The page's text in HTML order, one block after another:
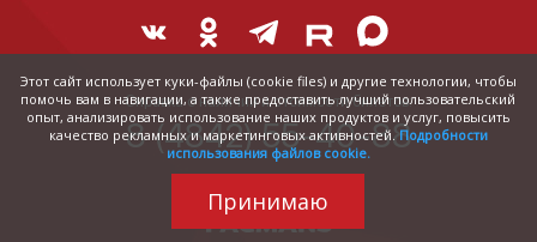
Справка о наличии и стоимости билетов:
8 (4842) 55-40-88
Этот сайт использует куки-файлы (cookie files) и другие технологии, чтобы
помочь вам в навигации, а также предоставить лучший пользовательский
опыт, анализировать использование наших продуктов и услуг, повысить
качество рекламных и маркетинговых активностей. Подробности
использования файлов cookie.
Принимаю